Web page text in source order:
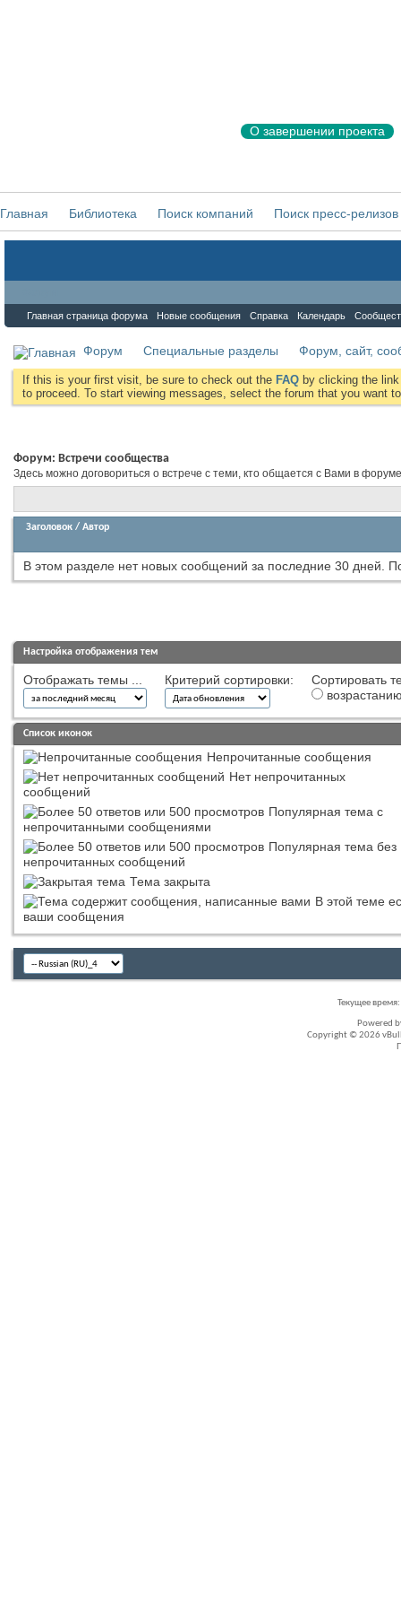
О завершении проекта
Главная Библиотека Поиск компаний Поиск пресс-релизов
Главная страница форума Новые сообщения Справка Календарь
Форум Специальные разделы Форум, сайт,
If this is your first visit, be sure to check out the FAQ by clicking the
to proceed. To start viewing messages, select the forum that you want
Форум: Встречи сообщества
Здесь можно договориться о встрече с теми, кто общается с Вами в форуме
Заголовок / Автор
В этом разделе нет новых сообщений за последние 30 дней.
Настройка отображения тем
Отображать темы ... Критерий сортировки:
Сортировать
Список иконок
Непрочитанные сообщения
Нет непрочитанных
сообщений
Популярная тема с
непрочитанными сообщениями
Популярная тема без
непрочитанных сообщений
Тема закрыта
В этой теме
ваши сообщения
Текущее время:
Powered
Copyright © 2026